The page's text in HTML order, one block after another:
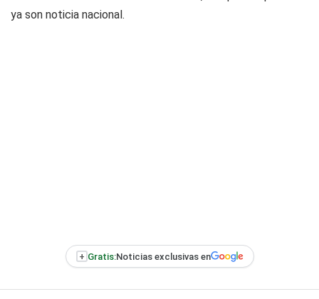
ya son noticia nacional.
+ Gratis:Noticias exclusivas en